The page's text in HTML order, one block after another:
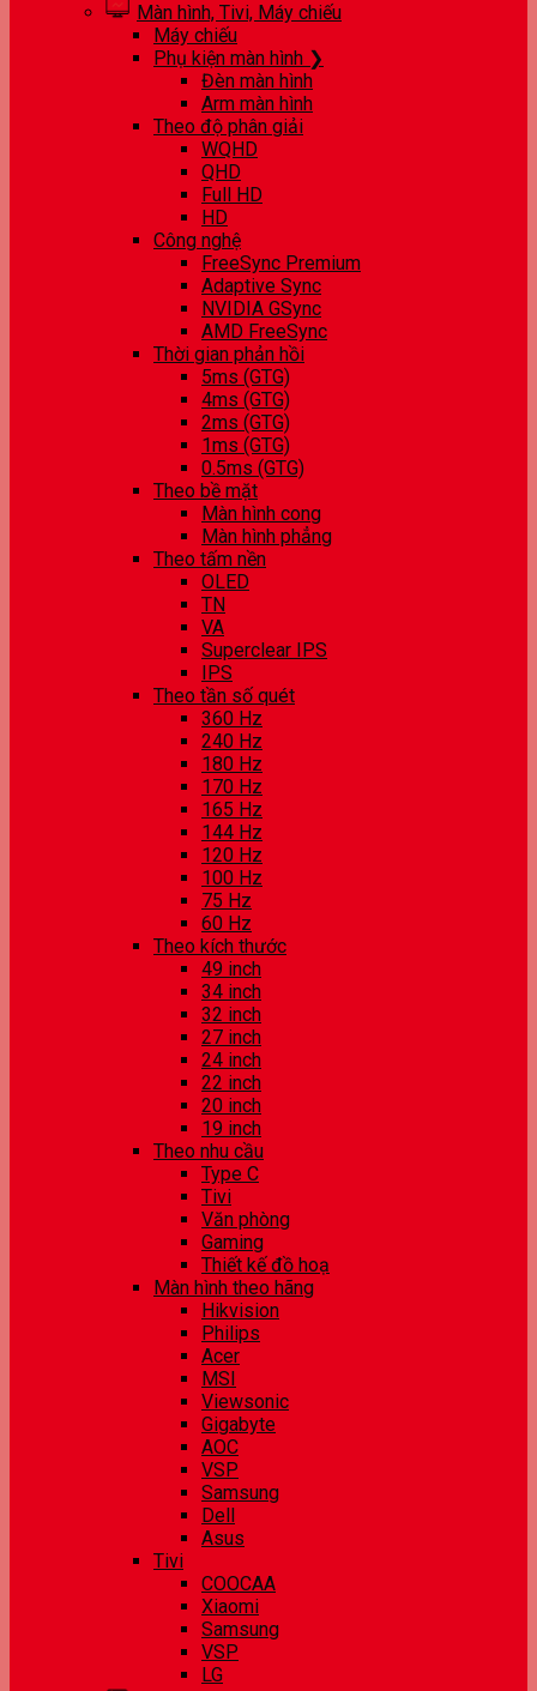
Màn hình, Tivi, Máy chiếu
Máy chiếu
Phụ kiện màn hình ❯
Đèn màn hình
Arm màn hình
Theo độ phân giải
WQHD
QHD
Full HD
HD
Công nghệ
FreeSync Premium
Adaptive Sync
NVIDIA GSync
AMD FreeSync
Thời gian phản hồi
5ms (GTG)
4ms (GTG)
2ms (GTG)
1ms (GTG)
0.5ms (GTG)
Theo bề mặt
Màn hình cong
Màn hình phẳng
Theo tấm nền
OLED
TN
VA
Superclear IPS
IPS
Theo tần số quét
360 Hz
240 Hz
180 Hz
170 Hz
165 Hz
144 Hz
120 Hz
100 Hz
75 Hz
60 Hz
Theo kích thước
49 inch
34 inch
32 inch
27 inch
24 inch
22 inch
20 inch
19 inch
Theo nhu cầu
Type C
Tivi
Văn phòng
Gaming
Thiết kế đồ hoạ
Màn hình theo hãng
Hikvision
Philips
Acer
MSI
Viewsonic
Gigabyte
AOC
VSP
Samsung
Dell
Asus
Tivi
COOCAA
Xiaomi
Samsung
VSP
LG